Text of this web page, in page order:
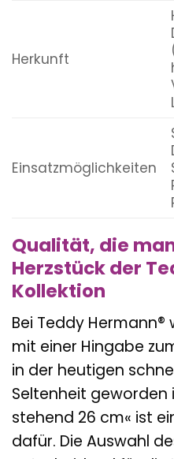
Herkunft
Einsatzmöglichkeiten
Qualität, die
Herzstück der
Kollektion
Bei Teddy
mit einer Hingabe
in der heutigen
Seltenheit geworden
stehend 26 cm« ist
dafür. Die Auswahl